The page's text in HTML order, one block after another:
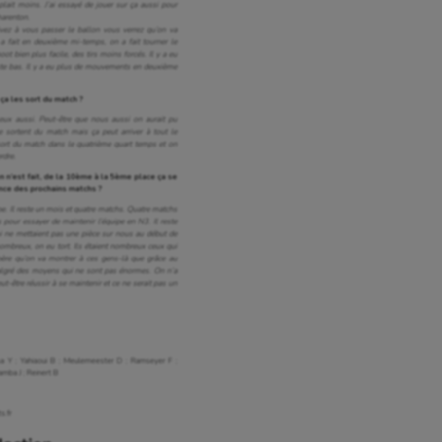
et Paralympiques
Plongée
Roller-derby
moins. J’ai essayé de jouer sur ça aussi pour
à vous passer le ballon vous verrez qu’on va
a fait en deuxième mi-temps, on a fait tourner le
bien plus facile, des tirs moins forcés. Il y a eu
bas. Il y a eu plus de mouvements en deuxième
les sort du match ?
aussi. Peut-être que nous aussi on aurait pu
sortent du match mais ça peut arriver à tout le
du match dans le quatrième quart temps et on
n’est fait, de la 10ème à la 5ème place ça se
des prochains matchs ?
Il reste un mois et quatre matchs. Quatre matchs
essayer de maintenir l’équipe en N3. Il reste
mettaient pas une pièce sur nous au début de
on eu tort. Ils étaient nombreux ceux qui
qu’on va montrer à ces gens-là que grâce au
des moyens qui ne sont pas énormes. On n’a
être réussir à se maintenir et ce ne serait pas un
Y ; Yahiaoui B ; Meulemeester D ; Ramseyer F ;
J ; Reinert B